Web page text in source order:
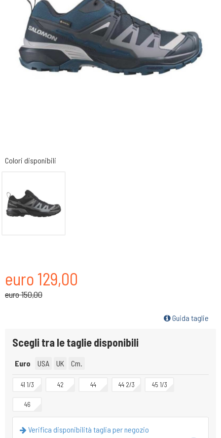
Colori disponibili
euro 129,00
euro 150,00
Guida taglie
Scegli tra le taglie disponibili
Euro USA UK Cm.
41 1/3 42 44 44 2/3 45 1/3
46
Verifica disponibilità taglia per negozio